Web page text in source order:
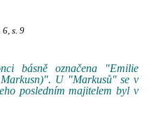
s. 9
básně označena "Emilie
U "Markusů" se v
posledním majitelem byl v